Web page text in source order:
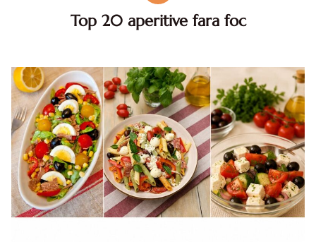
Top 20 aperitive fara foc